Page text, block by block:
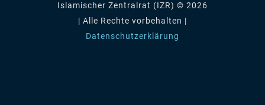
Islamischer Zentralrat (IZR) © 2026
| Alle Rechte vorbehalten |
Datenschutzerklärung